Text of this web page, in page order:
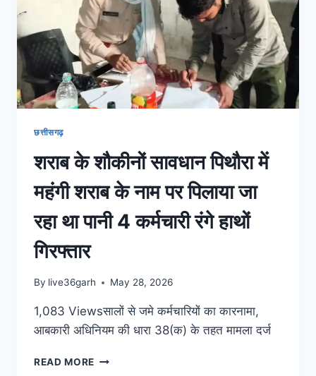
छत्तीसगढ़
शराब के शौकीनों सावधान पिथौरा में
महंगी शराब के नाम पर पिलाया जा
रहा था पानी 4 कर्मचारी रंगे हाथों
गिरफ्तार
By live36garh May 28, 2026
1,083 Viewsसालों से जमे कर्मचारियों का कारनामा,
आबकारी अधिनियम की धारा 38(क) के तहत मामला दर्ज
READ MORE